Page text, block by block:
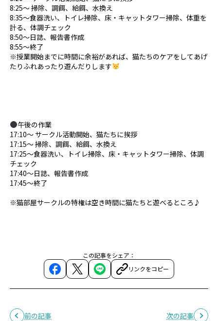
8:25〜 掃除、調餌、給餌、水換え
8:35〜食器洗い、トイレ掃除、床・キャットタワー掃除、体重を
計る、体調チェック
8:50〜日誌、報告書作成
8:55〜終了
※授業開始までに時間に余裕があれば、猫たちのケアをしてあげ
たりふれあったり遊んだりします
午後の作業
17:10〜 サークル活動開始、猫たちに挨拶
17:15〜 掃除、調餌、給餌、水換え
17:25〜食器洗い、トイレ掃除、床・キャットタワー掃除、体調
チェック
17:40〜日誌、報告書作成
17:45〜終了
※猫部屋サークルの特権は空き時間に猫たちと遊べるところ♪
この記事をシェア：
リンクをコピー
前の記事 次の記事